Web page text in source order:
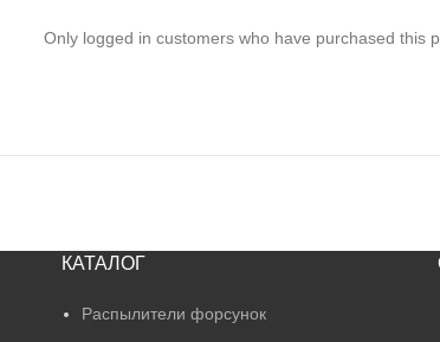
Only logged in customers who have purchased this
КАТАЛОГ
Распылители форсунок